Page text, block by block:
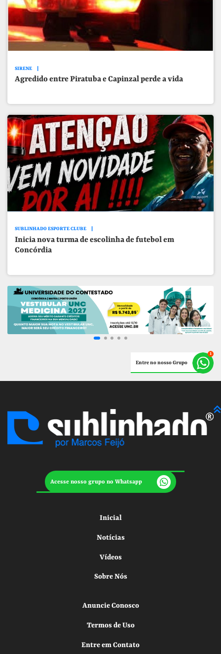
SIRENE
Agredido entre Piratuba e Capinzal perde a vida
SUBLINHADO ESPORTE CLUBE
Inicia nova turma de escolinha de futebol em
Concórdia
Entre no nosso Grupo
Acesse nosso grupo no Whatsapp
Inicial
Notícias
Vídeos
Sobre Nós
Anuncie Conosco
Termos de Uso
Entre em Contato